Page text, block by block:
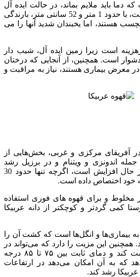
دما باید ملایم بماند، در حالت ایده آل
بین 59 تا 75 درجه فارنهایت، با حدود 1 متر و 52 سانتی متر، بارندگی
هستند، اما یخبندان شدید آنها را می
است زیرا زمین ایده آل، شیب دار
است. همچنین، از آنجایی که درختان
معرض بیماری هستند، نیاز به مراقبت و
آفریقای مرکزی و غربی، بخش‌هایی از
اندونزی و ویتنام و در برزیل رشد
می‌کند. تولید روبوستا در حال افزایش است، اگرچه تنها حدود 30
خود اختصاص داده است.
مخلوط و برای قهوه های فوری استفاده
کمی گردتر و کوچکتر از دانه عربیکا
بیماری‌ها و انگل‌ها است که کشت آن را
همچنین این مزیت را دارد که می‌تواند در
آب‌ وهوای گرم‌تر مقاومت کند و دمای ثابت بین ۷۵ تا ۸۵ درجه
که به آن امکان می‌دهد در ارتفاعات
رشد کند.